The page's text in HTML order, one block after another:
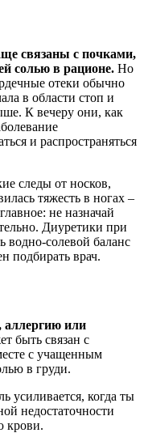
связаны с почками,
солью в рационе. Но
отеки обычно
в области стоп и
К вечеру они, как
и распространяться
следы от носков,
тяжесть в ногах –
не назначай
Диуретики при
водно-солевой баланс
подбирать врач.
аллергию или
быть связан с
с учащенным
в груди.
усиливается, когда ты
недостаточности
крови.